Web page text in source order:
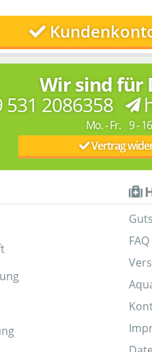
Wir sind für
2086358
Mo. - Fr. 9 -
Vertrag
FAQ